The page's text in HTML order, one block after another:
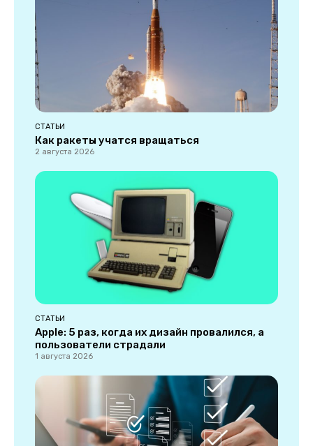
СТАТЬИ
Как ракеты учатся вращаться
2 августа 2026
СТАТЬИ
Apple: 5 раз, когда их дизайн провалился, а
пользователи страдали
1 августа 2026